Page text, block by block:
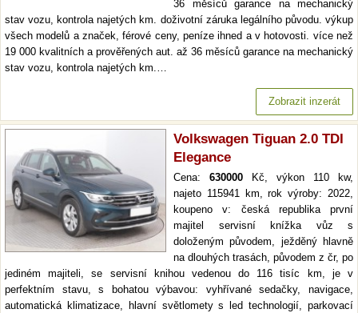
36 měsíců garance na mechanický
stav vozu, kontrola najetých km. doživotní záruka legálního původu. výkup
všech modelů a značek, férové ceny, peníze ihned a v hotovosti. více než
19 000 kvalitních a prověřených aut. až 36 měsíců garance na mechanický
stav vozu, kontrola najetých km.…
Zobrazit inzerát
Volkswagen Tiguan 2.0 TDI
Elegance
Cena: 630000 Kč, výkon 110 kw,
najeto 115941 km, rok výroby: 2022,
koupeno v: česká republika první
majitel servisní knížka vůz s
doloženým původem, ježděný hlavně
na dlouhých trasách, původem z čr, po
jediném majiteli, se servisní knihou vedenou do 116 tisíc km, je v
perfektním stavu, s bohatou výbavou: vyhřívané sedačky, navigace,
automatická klimatizace, hlavní světlomety s led technologií, parkovací